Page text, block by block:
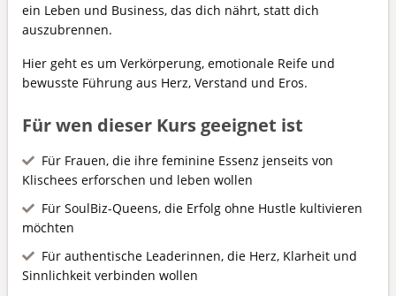
ein Leben und Business, das dich nährt, statt dich
auszubrennen.
Hier geht es um Verkörperung, emotionale Reife und
bewusste Führung aus Herz, Verstand und Eros.
Für wen dieser Kurs geeignet ist
Für Frauen, die ihre feminine Essenz jenseits von
Klischees erforschen und leben wollen
Für SoulBiz-Queens, die Erfolg ohne Hustle kultivieren
möchten
Für authentische Leaderinnen, die Herz, Klarheit und
Sinnlichkeit verbinden wollen